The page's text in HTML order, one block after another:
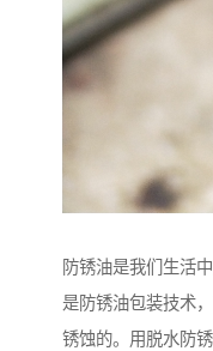
防锈油是我们生活
是防锈油包装技术
锈蚀的。用脱水防